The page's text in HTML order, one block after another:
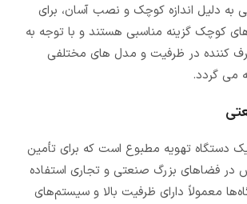
به دلیل اندازه کوچک و نصب آسان، برای
کوچک گزینه مناسبی هستند و با توجه به
کننده در ظرفیت و مدل های مختلفی
می گردد.
دستگاه تهویه مطبوع است که برای تأمین
فضاهای بزرگ صنعتی و تجاری استفاده
معمولاً دارای ظرفیت بالا و سیستم‌های